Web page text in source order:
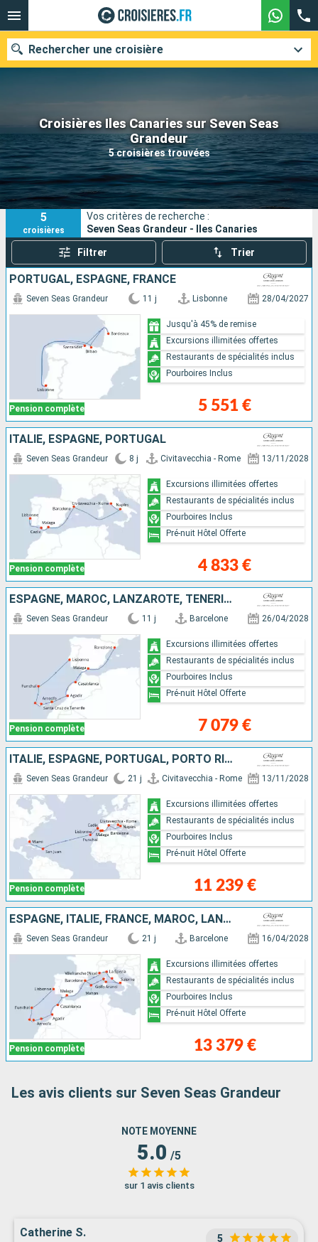
Croisières Iles Canaries sur Seven Seas
Grandeur
5 croisières trouvées
Rechercher une croisière
Nos destinations
Mois de départ
Ports Compagnies
Rechercher
5
croisières
Vos critères de recherche :
Seven Seas Grandeur - Iles Canaries
Filtrer Trier
PORTUGAL, ESPAGNE, FRANCE
Pension complète
Seven Seas Grandeur 11 j Lisbonne 28/04/2027
5 551 €
Jusqu'à 45% de remise
Excursions illimitées offertes
Restaurants de spécialités inclus
Pourboires Inclus
ITALIE, ESPAGNE, PORTUGAL
Pension complète
Seven Seas Grandeur 8 j Civitavecchia - Rome 13/11/2028
4 833 €
Excursions illimitées offertes
Restaurants de spécialités inclus
Pourboires Inclus
Pré-nuit Hôtel Offerte
ESPAGNE, MAROC, LANZAROTE, TENERIFE, MAJORQUE, PORTUGAL
Pension complète
Seven Seas Grandeur 11 j Barcelone 26/04/2028
7 079 €
Excursions illimitées offertes
Restaurants de spécialités inclus
Pourboires Inclus
Pré-nuit Hôtel Offerte
ITALIE, ESPAGNE, PORTUGAL, PORTO RICO, ÉTATS-UNIS
Pension complète
Seven Seas Grandeur 21 j Civitavecchia - Rome 13/11/2028
11 239 €
Excursions illimitées offertes
Restaurants de spécialités inclus
Pourboires Inclus
Pré-nuit Hôtel Offerte
ESPAGNE, ITALIE, FRANCE, MAROC, LANZAROTE, TENERIFE, MAJORQUE, PORTUGAL
Pension complète
Seven Seas Grandeur 21 j Barcelone 16/04/2028
13 379 €
Excursions illimitées offertes
Restaurants de spécialités inclus
Pourboires Inclus
Pré-nuit Hôtel Offerte
Les avis clients sur Seven Seas Grandeur
NOTE MOYENNE
5.0 /5
sur 1 avis clients
Catherine S. 5